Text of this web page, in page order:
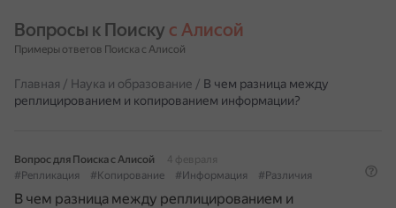
Вопросы к Поиску с Алисой
Примеры ответов Поиска с Алисой
Главная / Наука и образование / В чем разница между
реплицированием и копированием информации?
Вопрос для Поиска с Алисой
4 февраля
#Репликация
#Копирование #Информация #Различия
В чем разница между реплицированием и